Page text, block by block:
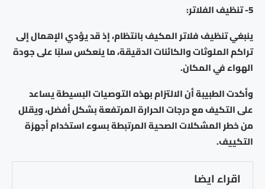
5- تنظيف الفلاتر:
ينبغي تنظيف فلاتر المكيف بانتظام، إذ قد يؤدي الإهمال إلى
تراكم الملوثات والكائنات الدقيقة، ما ينعكس سلبًا على جودة
الهواء في المكان.
وأكدت الطبيبة أن الالتزام بهذه التوصيات البسيطة يساعد
على التكيف مع درجات الحرارة المرتفعة بشكل أفضل، ويقلل
من خطر المشكلات الصحية المرتبطة بسوء استخدام أجهزة
التكييف.
اقراء ايضا